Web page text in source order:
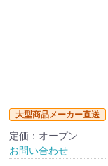
大型商品メーカー直送
定価：オープン
お問い合わせ